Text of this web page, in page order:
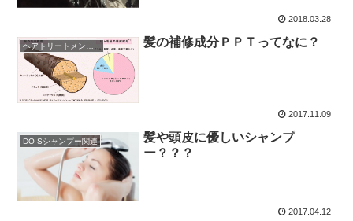
2018.03.28
髪の補修成分ＰＰＴってなに？
2017.11.09
DO-Sシャンプー関連
髪や頭皮に優しいシャンプ
ー？？？
2017.04.12